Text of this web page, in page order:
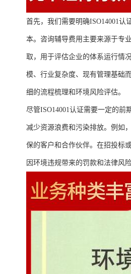
首先，我们需要明确ISO14001
本。咨询辅导费用主要来源于专
取，用于评估企业的体系运行情
模、行业复杂度、现有管理基础
细的流程梳理和环境风险评估。
尽管ISO14001认证需要一定的前
减少资源浪费和污染排放。例如
保的客户和合作伙伴。在招投标
因环境违规带来的罚款和法律风